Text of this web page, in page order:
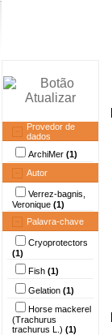
Provedor de
dados
ArchiMer (1)
Autor
Verrez-bagnis,
Veronique (1)
Palavra-chave
Cryoprotectors
(1)
Fish (1)
Gelation (1)
Horse mackerel
(Trachurus
trachurus L.) (1)